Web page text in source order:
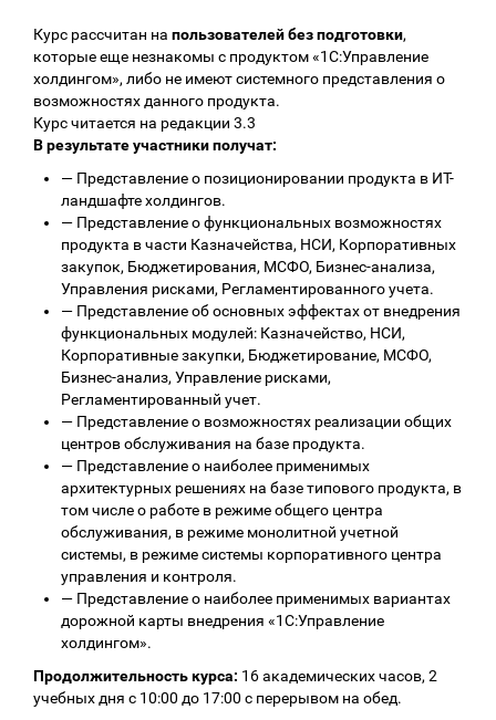
Курс рассчитан на пользователей без подготовки,
которые еще незнакомы с продуктом «1С:Управление
холдингом», либо не имеют системного представления о
возможностях данного продукта.
Курс читается на редакции 3.3
В результате участники получат:
— Представление о позиционировании продукта в ИТ-
ландшафте холдингов.
— Представление о функциональных возможностях
продукта в части Казначейства, НСИ, Корпоративных
закупок, Бюджетирования, МСФО, Бизнес-анализа,
Управления рисками, Регламентированного учета.
— Представление об основных эффектах от внедрения
функциональных модулей: Казначейство, НСИ,
Корпоративные закупки, Бюджетирование, МСФО,
Бизнес-анализ, Управление рисками,
Регламентированный учет.
— Представление о возможностях реализации общих
центров обслуживания на базе продукта.
— Представление о наиболее применимых
архитектурных решениях на базе типового продукта, в
том числе о работе в режиме общего центра
обслуживания, в режиме монолитной учетной
системы, в режиме системы корпоративного центра
управления и контроля.
— Представление о наиболее применимых вариантах
дорожной карты внедрения «1С:Управление
холдингом».
Продолжительность курса: 16 академических часов, 2
учебных дня с 10:00 до 17:00 с перерывом на обед.